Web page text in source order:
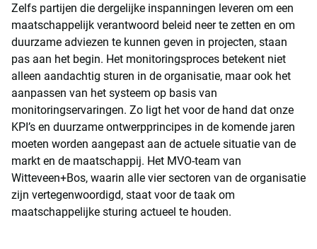
Zelfs partijen die dergelijke inspanningen leveren om een
maatschappelijk verantwoord beleid neer te zetten en om
duurzame adviezen te kunnen geven in projecten, staan
pas aan het begin. Het monitoringsproces betekent niet
alleen aandachtig sturen in de organisatie, maar ook het
aanpassen van het systeem op basis van
monitoringservaringen. Zo ligt het voor de hand dat onze
KPI’s en duurzame ontwerpprincipes in de komende jaren
moeten worden aangepast aan de actuele situatie van de
markt en de maatschappij. Het MVO-team van
Witteveen+Bos, waarin alle vier sectoren van de organisatie
zijn vertegenwoordigd, staat voor de taak om
maatschappelijke sturing actueel te houden.